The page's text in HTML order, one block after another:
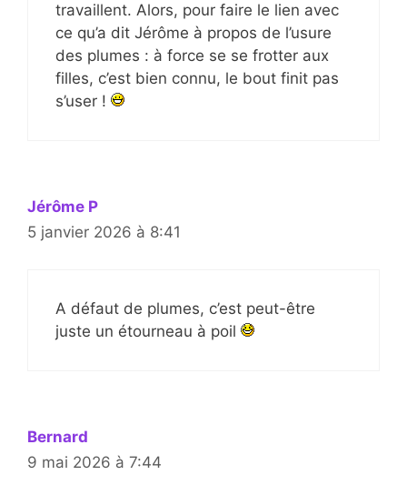
travaillent. Alors, pour faire le lien avec
ce qu’a dit Jérôme à propos de l’usure
des plumes : à force se se frotter aux
filles, c’est bien connu, le bout finit pas
s’user !
Jérôme P
5 janvier 2026 à 8:41
A défaut de plumes, c’est peut-être
juste un étourneau à poil
Bernard
9 mai 2026 à 7:44